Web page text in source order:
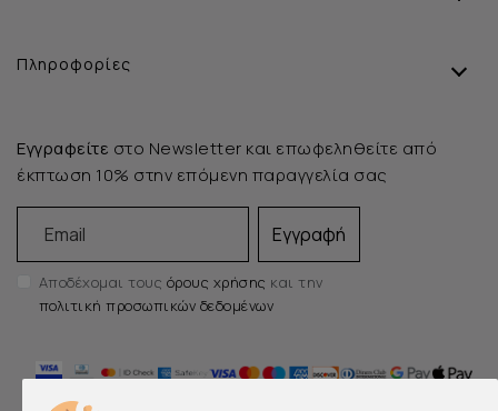
Πληροφορίες
Εγγραφείτε στο Newsletter και επωφεληθείτε από
έκπτωση 10% στην επόμενη παραγγελία σας
Εγγραφή
Αποδέχομαι τους όρους χρήσης και την
πολιτική προσωπικών δεδομένων